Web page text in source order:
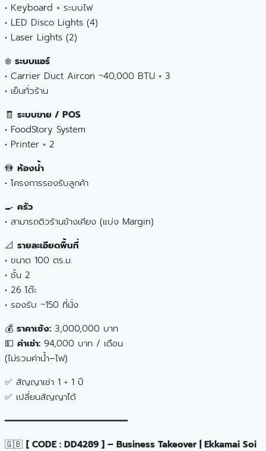
• Keyboard + ระบบไฟ
• LED Disco Lights (4)
• Laser Lights (2)
❄️ ระบบแอร์
• Carrier Duct Aircon ~40,000 BTU × 3
• เย็นทั่วร้าน
🧾 ระบบขาย / POS
• FoodStory System
• Printer × 2
🚻 ห้องน้ำ
• โครงการรองรับลูกค้า
🍳 ครัว
• สามารถดิวร้านข้างเคียง (แบ่ง Margin)
📐 รายละเอียดพื้นที่
• ขนาด 100 ตร.ม.
• ชั้น 2
• 26 โต๊ะ
• รองรับ ~150 ที่นั่ง
💰 ราคาเซ้ง: 3,000,000 บาท
💵 ค่าเช่า: 94,000 บาท / เดือน
(ไม่รวมค่าน้ำ–ไฟ)
✅ สัญญาเช่า 1 + 1 ปี
✅ เปลี่ยนสัญญาได้
━━━━━━━━━━━━━━━━━━━━━━━
🇬🇧 [ CODE : DD4289 ] – Business Takeover | Ekkamai Soi